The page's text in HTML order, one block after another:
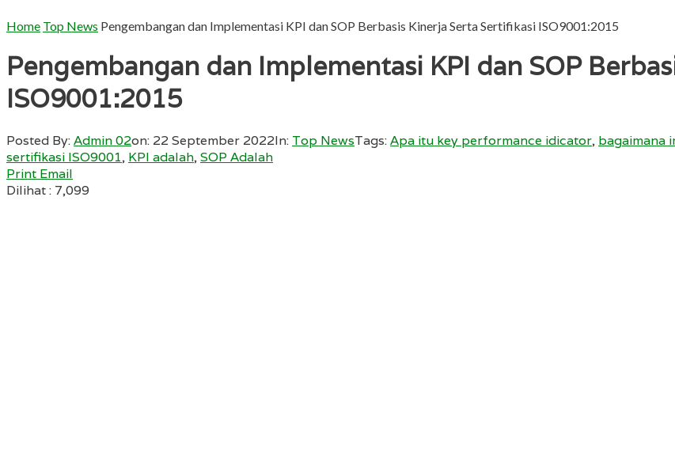
Home Top News Pengembangan dan Implementasi KPI dan SOP Berbasis Kinerja Serta Sertifikasi ISO9001:2015
Pengembangan dan Implementasi KPI dan SOP
ISO9001:2015
Posted By:Admin 02on: 22 September 2022In: Top NewsTags:Apa itu key performance idicator, bagaimana
sertifikasi ISO9001, KPI adalah,SOP Adalah
Print Email
Dilihat : 7,099